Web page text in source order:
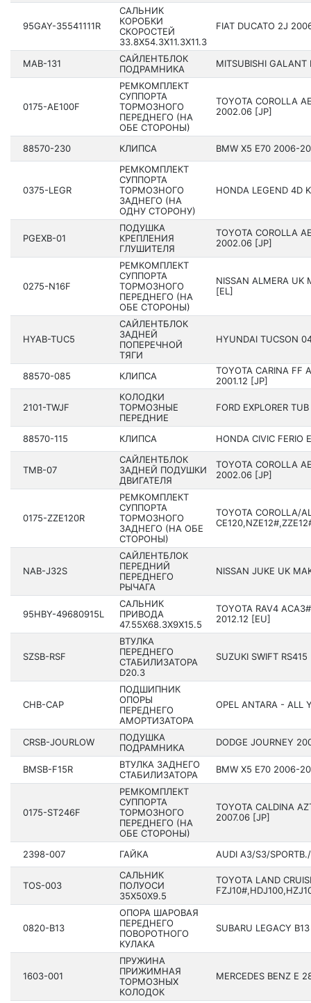
95GAY-35541111R
САЛЬНИК
КОРОБКИ
СКОРОСТЕЙ
33.8X54.3X11.3X11.3
FIAT DUCATO 2J
MAB-131
САЙЛЕНТБЛОК
ПОДРАМНИКА
MITSUBISHI
0175-AE100F
РЕМКОМПЛЕКТ
СУППОРТА
ТОРМОЗНОГО
ПЕРЕДНЕГО (НА
ОБЕ СТОРОНЫ)
TOYOTA COROLLA
2002.06 [JP]
88570-230 КЛИПСА BMW X5 E70 200­6-
0375-LEGR
РЕМКОМПЛЕКТ
СУППОРТА
ТОРМОЗНОГО
ЗАДНЕГО (НА
ОДНУ СТОРОНУ)
HONDA LEGEND 4D
PGEXB-01
ПОДУШКА
КРЕПЛЕНИЯ
ГЛУШИТЕЛЯ
TOYOTA COROLLA
2002.06 [JP]
0275-N16F
РЕМКОМПЛЕКТ
СУППОРТА
ТОРМОЗНОГО
ПЕРЕДНЕГО (НА
ОБЕ СТОРОНЫ)
NISSAN ALMERA UK
[EL]
HYAB-TUC5
САЙЛЕНТБЛОК
ЗАДНЕЙ
ПОПЕРЕЧНОЙ
ТЯГИ
HYUNDAI TUCSON
88570-085 КЛИПСА
TOYOTA CARINA FF
2001.12 [JP]
2101-TWJF
КОЛОДКИ
ТОРМОЗНЫЕ
ПЕРЕДНИЕ
FORD EXPLORER
88570-115 КЛИПСА HONDA CIVIC FERIO
TMB-07
САЙЛЕНТБЛОК
ЗАДНЕЙ ПОДУШКИ
ДВИГАТЕЛЯ
TOYOTA COROLLA
2002.06 [JP]
0175-ZZE120R
РЕМКОМПЛЕКТ
СУППОРТА
ТОРМОЗНОГО
ЗАДНЕГО (НА ОБЕ
СТОРОНЫ)
TOYOTA COROLLA/
NAB-J32S
САЙЛЕНТБЛОК
ПЕРЕДНИЙ
ПЕРЕДНЕГО
РЫЧАГА
NISSAN JUKE UK
95HBY-49680915L
САЛЬНИК
ПРИВОДА
47.55X68.3X9X15.5
TOYOTA RAV4
2012.12 [EU]
SZSB-RSF
ВТУЛКА
ПЕРЕДНЕГО
СТАБИЛИЗАТОРА
D20.3
SUZUKI SWIFT RS415
CHB-CAP
ПОДШИПНИК
ОПОРЫ
ПЕРЕДНЕГО
АМОРТИЗАТОРА
OPEL ANTARA - ALL
CRSB-JOURLOW
ПОДУШКА
ПОДРАМНИКА
DODGE JOURNEY
BMSB-F15R
ВТУЛКА ЗАДНЕГО
СТАБИЛИЗАТОРА
BMW X5 E70 200­6-
0175-ST246F
РЕМКОМПЛЕКТ
СУППОРТА
ТОРМОЗНОГО
ПЕРЕДНЕГО (НА
ОБЕ СТОРОНЫ)
TOYOTA CALDINA
2007.06 [JP]
2398-007 ГАЙКА AUDI A3/S3/
TOS-003
САЛЬНИК
ПОЛУОСИ
35X50X9.5
TOYOTA LAND
0820-B13
ОПОРА ШАРОВАЯ
ПЕРЕДНЕГО
ПОВОРОТНОГО
КУЛАКА
SUBARU LEGACY
1603-001
ПРУЖИНА
ПРИЖИМНАЯ
ТОРМОЗНЫХ
КОЛОДОК
MERCEDES BENZ E